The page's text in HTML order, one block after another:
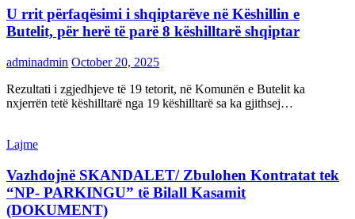
U rrit përfaqësimi i shqiptarëve në Këshillin e
Butelit, për herë të parë 8 këshilltarë shqiptar
adminadmin October 20, 2025
Rezultati i zgjedhjeve të 19 tetorit, në Komunën e Butelit ka
nxjerrën tetë këshilltarë nga 19 këshilltarë sa ka gjithsej…
Lajme
Vazhdojnë SKANDALET/ Zbulohen Kontratat tek
“NP- PARKINGU” të Bilall Kasamit
(DOKUMENT)